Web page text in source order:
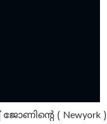
( Newyork )